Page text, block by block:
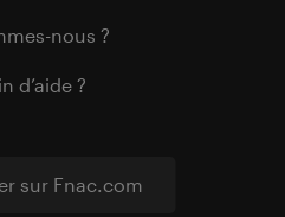
sur Fnac.com
nous ?
d’aide ?